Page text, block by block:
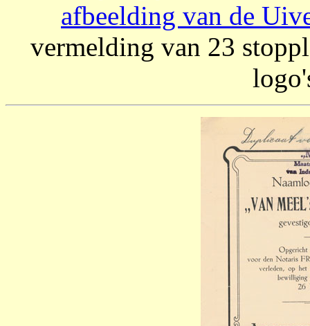
afbeelding van de
vermelding van 23